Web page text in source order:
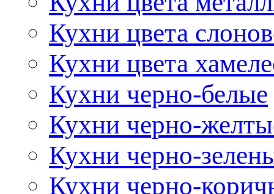
Кухни цвета
Кухни цвета
Кухни черно-белые
Кухни черно-
Кухни черно-
Кухни черно-